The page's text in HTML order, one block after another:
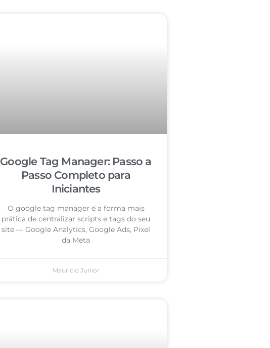
Google Tag Manager: Passo a
Passo Completo para
Iniciantes
O google tag manager é a forma mais
prática de centralizar scripts e tags do seu
site — Google Analytics, Google Ads, Pixel
da Meta
Mauricio Junior